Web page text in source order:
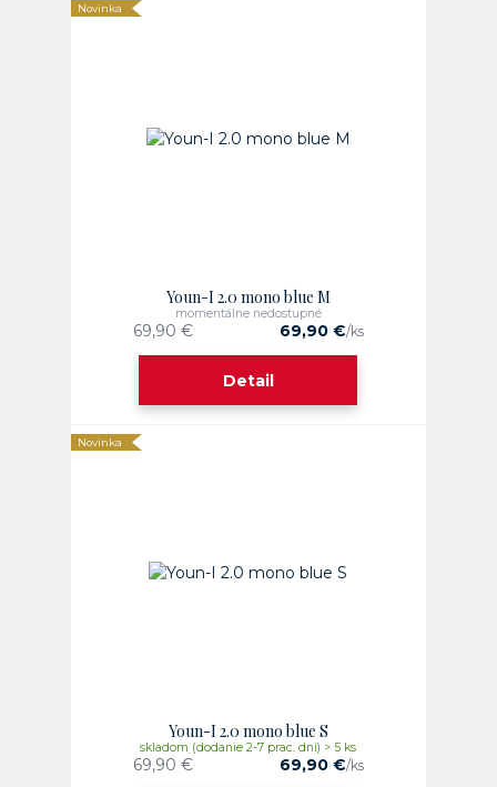
Novinka
Youn-I 2.0 mono blue M
69,90 € 69,90 €/ks
momentálne nedostupné
Detail
Novinka
Youn-I 2.0 mono blue S
69,90 € 69,90 €/ks
skladom (dodanie 2-7 prac. dni) > 5 ks